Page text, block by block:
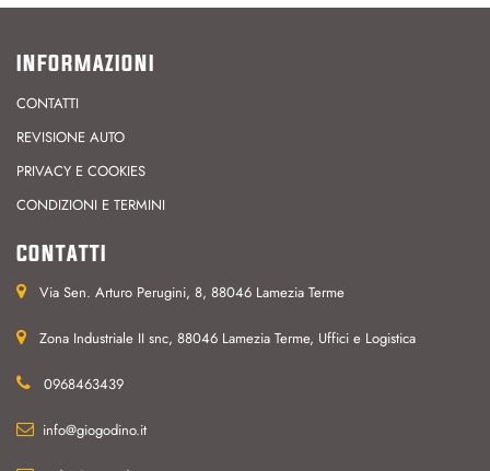
INFORMAZIONI
CONTATTI
REVISIONE AUTO
PRIVACY E COOKIES
CONDIZIONI E TERMINI
CONTATTI
Via Sen. Arturo Perugini, 8, 88046 Lamezia Terme
Zona Industriale II snc, 88046 Lamezia Terme, Uffici e Logistica
0968463439
info@giogodino.it